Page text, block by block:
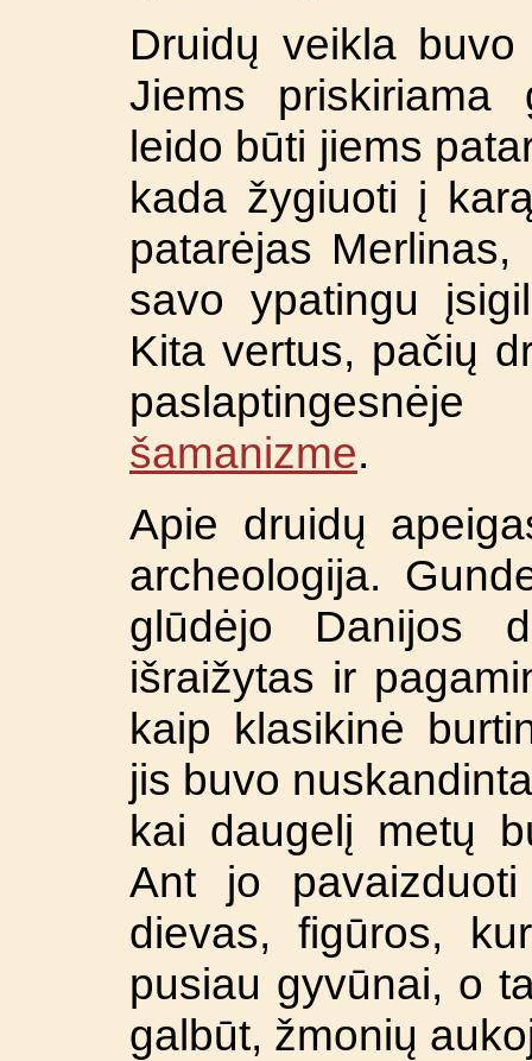
Druidų veikla
Jiems
leido būti jiems
kada žygiuoti į
patarėjas
savo ypatingu
Kita vertus, pačių
šamanizme.
Apie druidų
archeologija.
glūdėjo Danijos
išraižytas ir
kaip klasikinė
jis buvo
kai daugelį metų
Ant jo
dievas, figūros,
pusiau gyvūnai, o
galbūt, žmonių